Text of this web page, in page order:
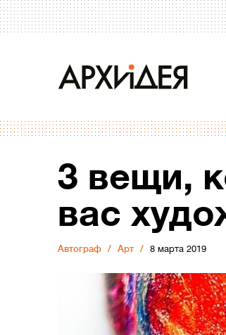
3 вещи,
вас
Автограф Арт 8 марта 2019